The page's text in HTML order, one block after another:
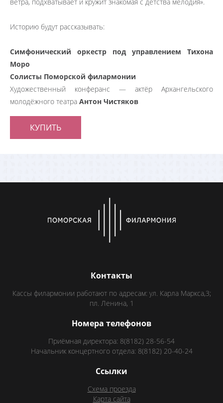
Историю будут рассказывать:
Симфонический оркестр под управлением Тихона
Моро
Солисты Поморской филармонии
Художественный конферанс — актёр Архангельского
молодёжного театра Антон Чистяков
КУПИТЬ
Контакты
Кассы филармонии работают по адресам: ул. Карла Маркса,3;
пл. Ленина, 1
Номера телефонов
Приёмная директора: 8(8182) 28-56-54
Начальник концертного отдела: 8(8182) 20-40-24
Ссылки
Схема проезда
Карта сайта